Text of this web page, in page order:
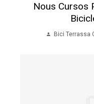
Nous Cursos
Bici Terrassa